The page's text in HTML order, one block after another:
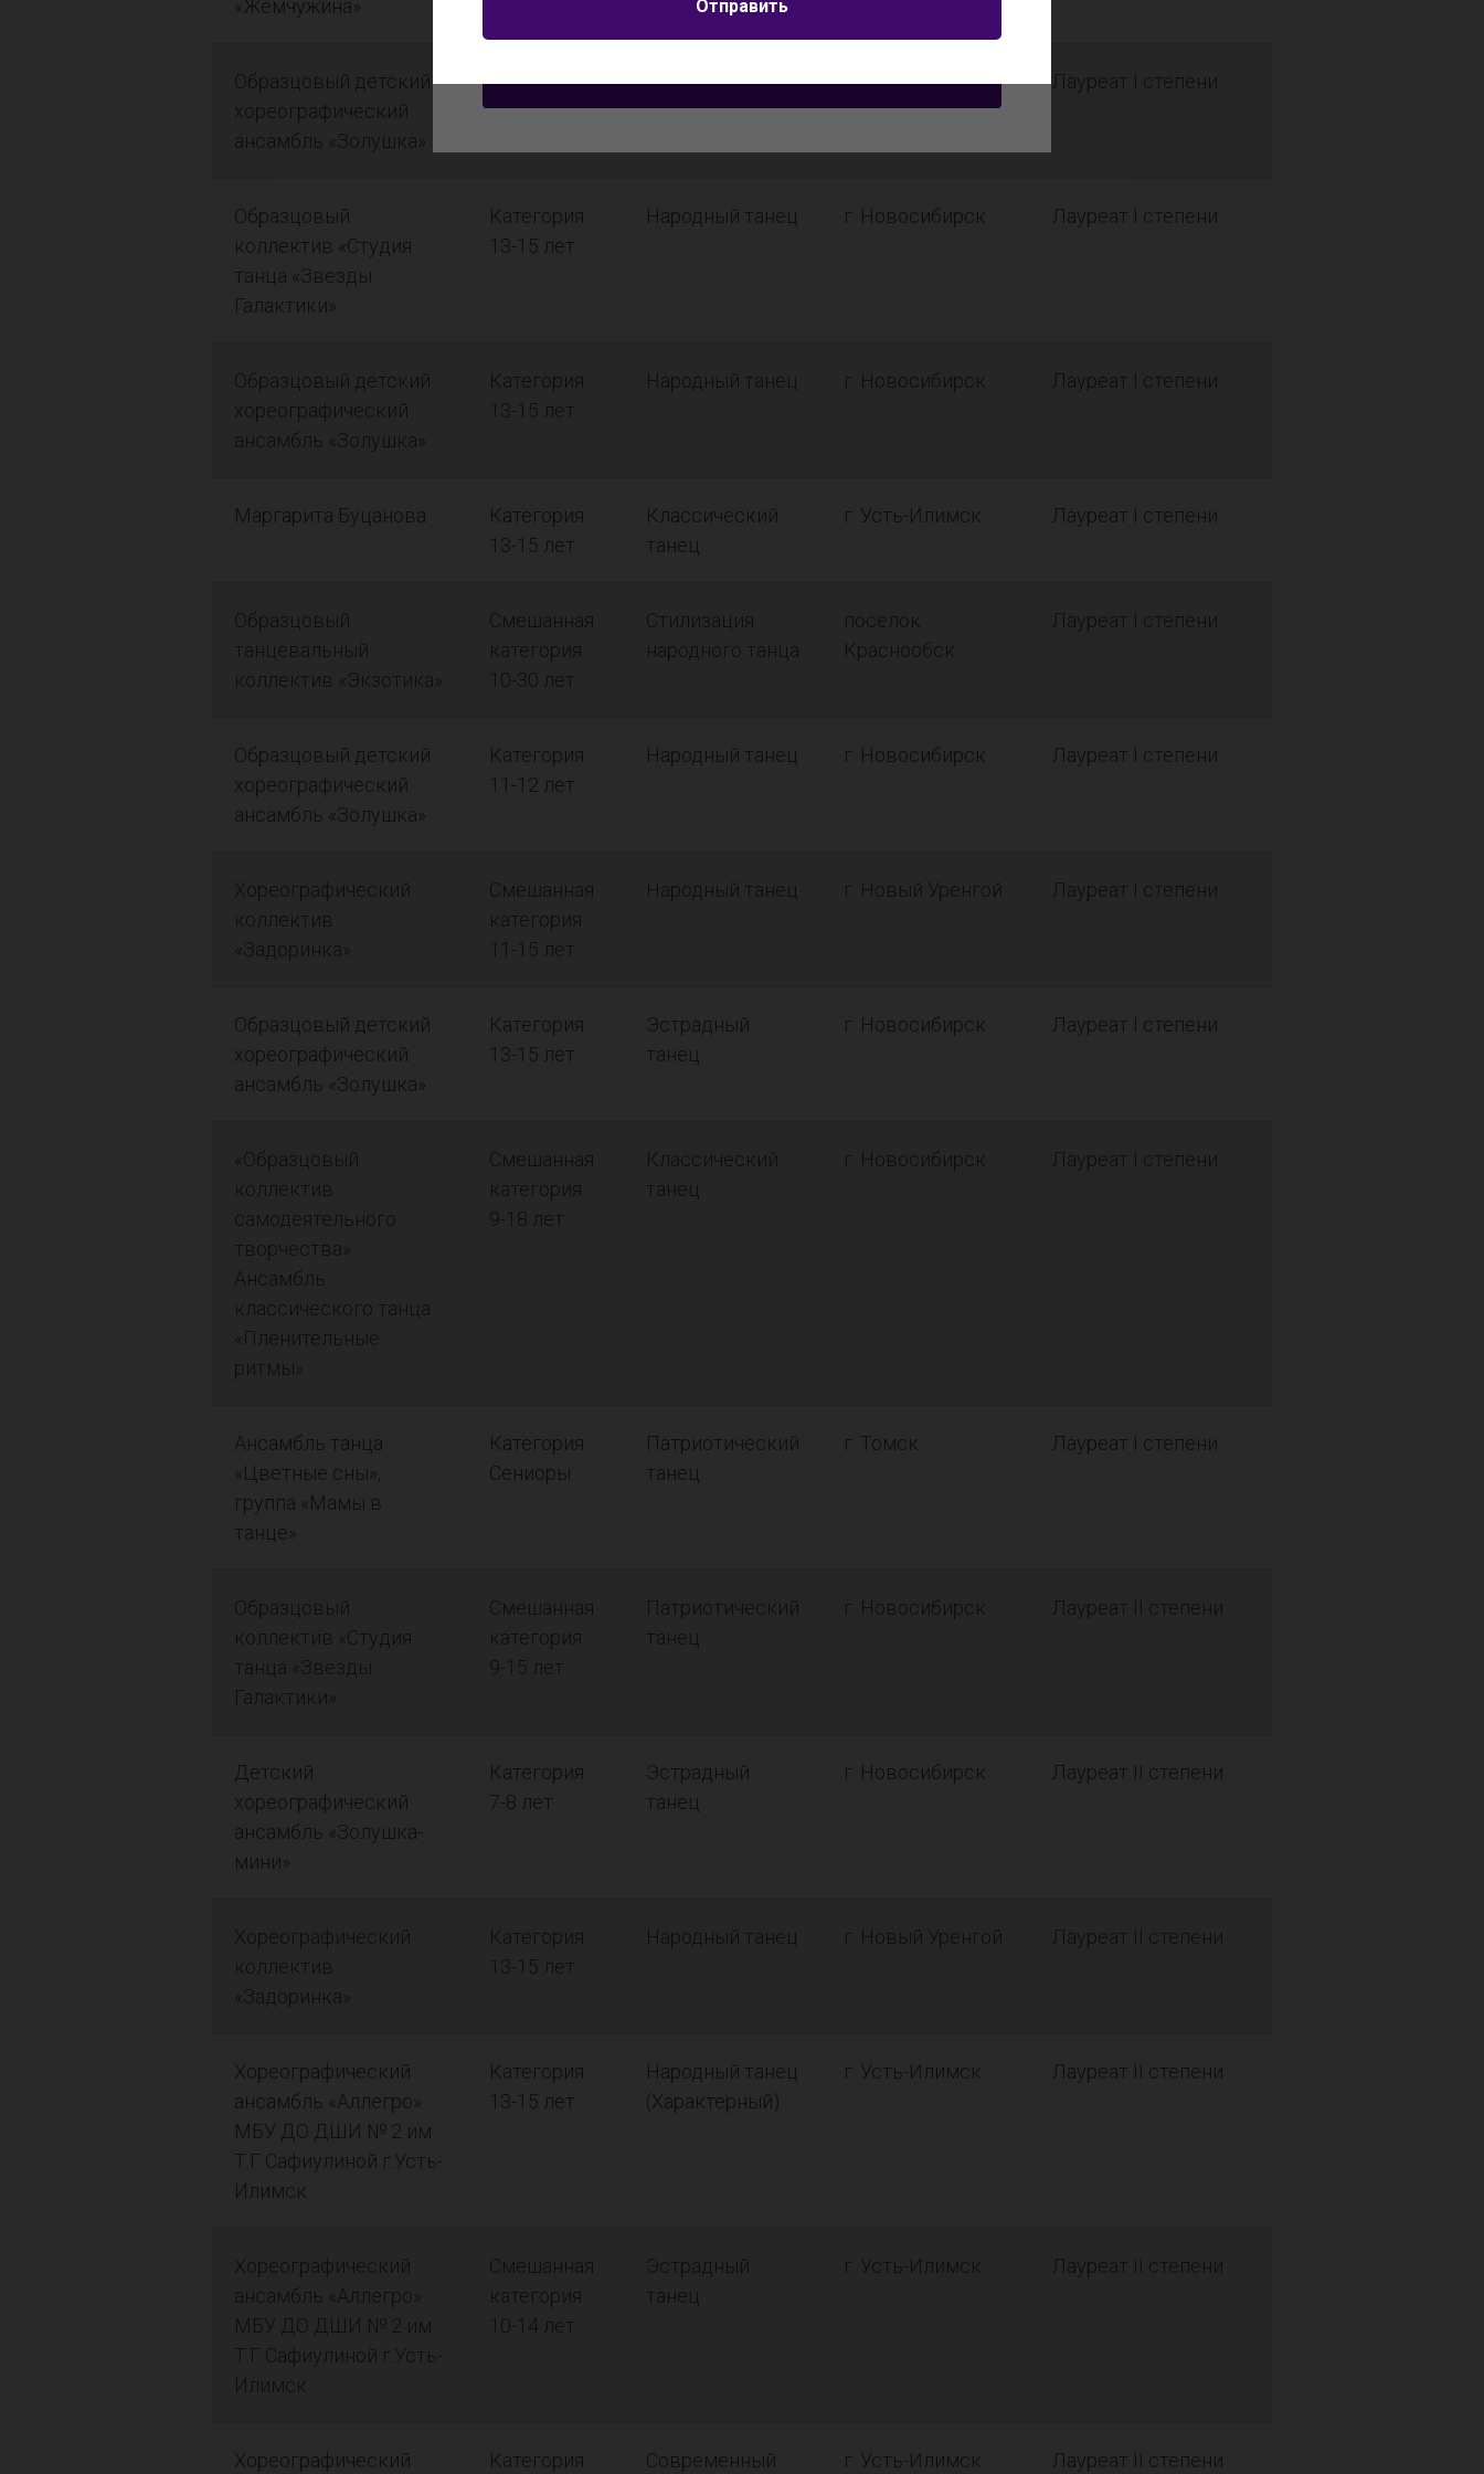
обработку персональных данных
«Жемчужина»
Образцовый детский
хореографический
ансамбль «Золушка»
Категория
11-12 лет
Эстрадный
танец
г. Новосибирск Лауреат I степени
Образцовый
коллектив «Студия
танца «Звезды
Галактики»
Категория
13-15 лет
Народный танец г. Новосибирск Лауреат I степени
Образцовый детский
хореографический
ансамбль «Золушка»
Категория
13-15 лет
Народный танец г. Новосибирск Лауреат I степени
Маргарита Буцанова
Категория
13-15 лет
Классический
танец
г. Усть-Илимск Лауреат I степени
Образцовый
танцевальный
коллектив «Экзотика»
Смешанная
категория
10-30 лет
Стилизация
народного танца
поселок
Краснообск
Лауреат I степени
Образцовый детский
хореографический
ансамбль «Золушка»
Категория
11-12 лет
Народный танец г. Новосибирск Лауреат I степени
Хореографический
коллектив
«Задоринка»
Смешанная
категория
11-15 лет
Народный танец г. Новый Уренгой Лауреат I степени
Образцовый детский
хореографический
ансамбль «Золушка»
Категория
13-15 лет
Эстрадный
танец
г. Новосибирск Лауреат I степени
«Образцовый
коллектив
самодеятельного
творчества»
Ансамбль
классического танца
«Пленительные
ритмы»
Смешанная
категория
9-18 лет
Классический
танец
г. Новосибирск Лауреат I степени
Ансамбль танца
«Цветные сны»,
группа «Мамы в
танце»
Категория
Сениоры
Патриотический
танец
г. Томск Лауреат I степени
Образцовый
коллектив «Студия
танца «Звезды
Галактики»
Смешанная
категория
9-15 лет
Патриотический
танец
г. Новосибирск Лауреат II степени
Детский
хореографический
ансамбль «Золушка-
мини»
Категория
7-8 лет
Эстрадный
танец
г. Новосибирск Лауреат II степени
Хореографический
коллектив
«Задоринка»
Категория
13-15 лет
Народный танец г. Новый Уренгой Лауреат II степени
Хореографический
ансамбль «Аллегро»
МБУ ДО ДШИ № 2 им.
Т.Г Сафиулиной г.Усть-
Илимск
Категория
13-15 лет
Народный танец
(Характерный)
г. Усть-Илимск Лауреат II степени
Хореографический
ансамбль «Аллегро»
МБУ ДО ДШИ № 2 им.
Т.Г Сафиулиной г.Усть-
Илимск
Смешанная
категория
10-14 лет
Эстрадный
танец
г. Усть-Илимск Лауреат II степени
Хореографический Категория Современный г. Усть-Илимск Лауреат II степени
Отправить